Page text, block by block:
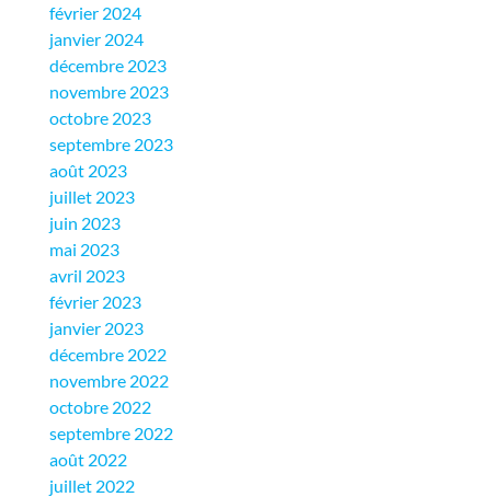
février 2024
janvier 2024
décembre 2023
novembre 2023
octobre 2023
septembre 2023
août 2023
juillet 2023
juin 2023
mai 2023
avril 2023
février 2023
janvier 2023
décembre 2022
novembre 2022
octobre 2022
septembre 2022
août 2022
juillet 2022